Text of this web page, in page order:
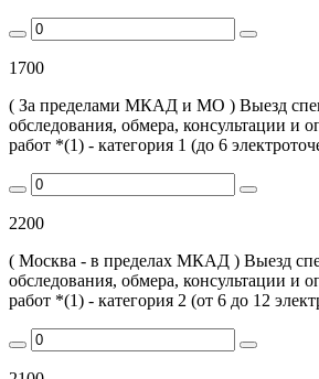
1700
( За пределами МКАД и МО ) Выезд
обследования, обмера, консультации и
работ *(1) - категория 1 (до 6
2200
( Москва - в пределах МКАД ) Выезд
обследования, обмера, консультации и
работ *(1) - категория 2 (от 6 до 12